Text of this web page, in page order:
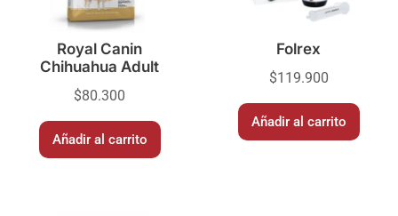
Royal Canin
Chihuahua Adult
$80.300
Añadir al carrito
Folrex
$119.900
Añadir al carrito